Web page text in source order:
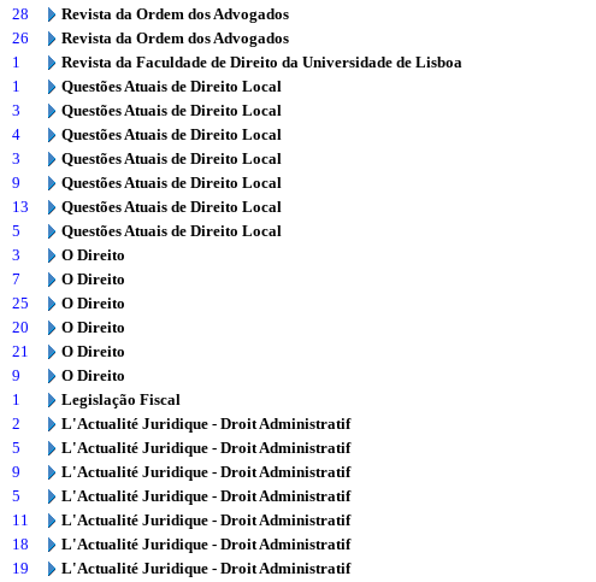
28
Revista da Ordem dos Advogados
26
Revista da Ordem dos Advogados
1
Revista da Faculdade de Direito da Universidade de Lisboa
1
Questões Atuais de Direito Local
3
Questões Atuais de Direito Local
4
Questões Atuais de Direito Local
3
Questões Atuais de Direito Local
9
Questões Atuais de Direito Local
13
Questões Atuais de Direito Local
5
Questões Atuais de Direito Local
3
O Direito
7
O Direito
25
O Direito
20
O Direito
21
O Direito
9
O Direito
1
Legislação Fiscal
2
L'Actualité Juridique - Droit Administratif
5
L'Actualité Juridique - Droit Administratif
9
L'Actualité Juridique - Droit Administratif
5
L'Actualité Juridique - Droit Administratif
11
L'Actualité Juridique - Droit Administratif
18
L'Actualité Juridique - Droit Administratif
19
L'Actualité Juridique - Droit Administratif